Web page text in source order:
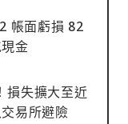
帳面虧損 82
金
損失擴大至近
易所避險